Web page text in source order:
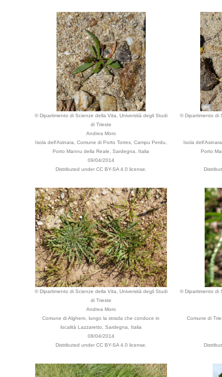
© Dipartimento di Scienze della Vita, Università degli Studi
di Trieste
Andrea Moro
Isola dell'Asinara, Comune di Porto Torres, Campu Perdu,
Porto Mannu della Reale, Sardegna, Italia
09/04/2014
Distributed under CC BY-SA 4.0 license.
© Dipartimento di
Isola
Porto
© Dipartimento di Scienze della Vita, Università degli Studi
di Trieste
Andrea Moro
Comune di Alghero, lungo la strada che conduce in
località Lazzaretto, Sardegna, Italia
08/04/2014
Distributed under CC BY-SA 4.0 license.
© Dipartimento di
Comune di